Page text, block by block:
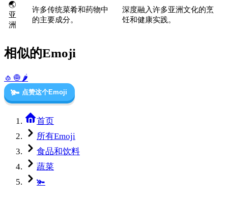
🌏
亚
洲
许多传统菜肴和药物中
的主要成分。
深度融入许多亚洲文化的烹
饪和健康实践。
相似的Emoji
🧄 🧅 🌶️
🫚 点赞这个Emoji
首页
所有Emoji
食品和饮料
蔬菜
🫚